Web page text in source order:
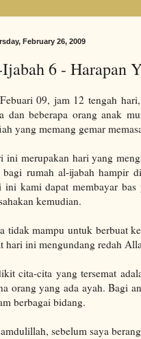
February 26, 2009
6 - Harapan
09, jam 12 tengah
dan beberapa orang anak
yang memang gemar
ini merupakan hari yang
bagi rumah al-ijabah hampir
ini kami dapat membayar
kemudian.
tidak mampu untuk berbuat
hari ini mengundang redah
cita-cita yang tersemat
orang yang ada ayah. Bagi
berbagai bidang.
sebelum saya